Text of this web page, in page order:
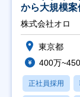
から大規模
修充実】
株式会社オロ
東京都
400万
正社員採用